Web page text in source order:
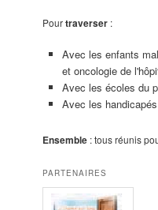
Pourtraverser :
Avec les enfants
et oncologie de
Avec les écoles du
Avec les
Ensemble : tous réunis
PARTENAIRES